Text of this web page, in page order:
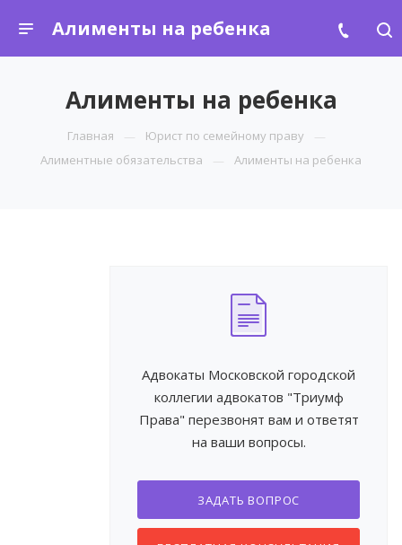
Алименты на ребенка
Алименты на ребенка
Главная
Юрист по семейному праву
Алиментные обязательства
Алименты на ребенка
Адвокаты Московской городской
коллегии адвокатов "Триумф
Права" перезвонят вам и ответят
на ваши вопросы.
ЗАДАТЬ ВОПРОС